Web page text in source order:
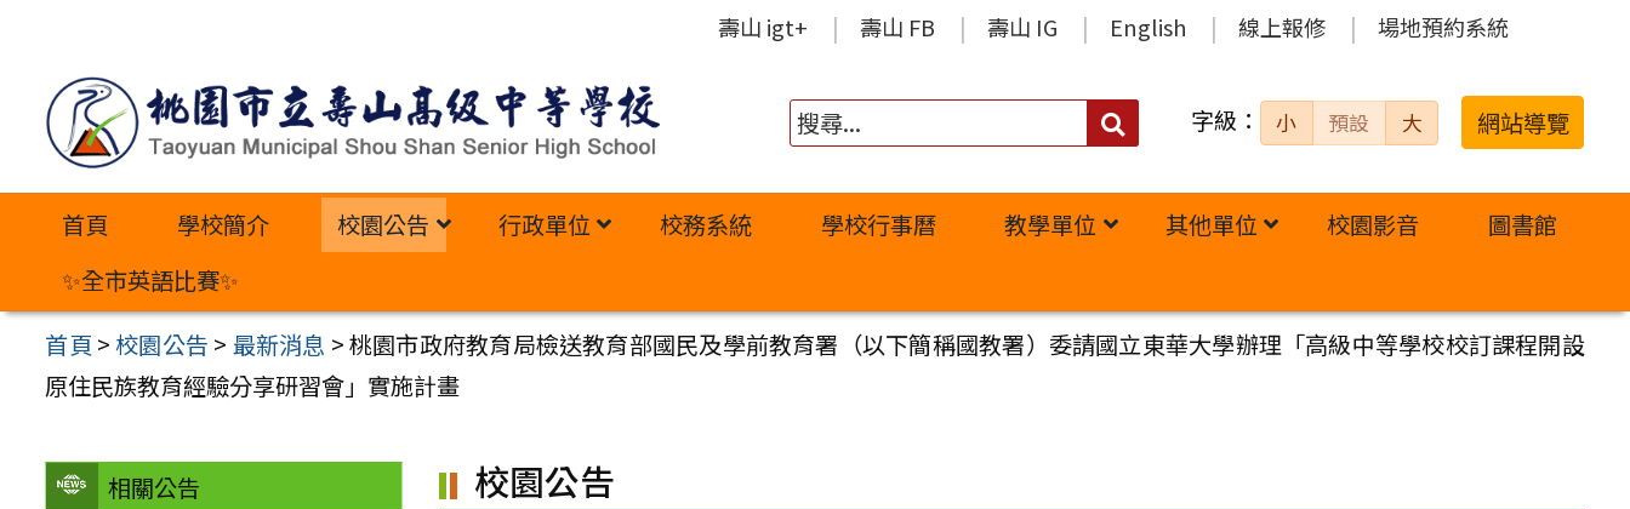
內
壽山 igt+ 壽山 FB 壽山 IG English 線上報修 場地預約系統
搜
字級： 小 預設 大 網站導覽
首頁 學校簡介 校園公告 行政單位 校務系統 學校行事曆 教學單位 其他單位 校園影音
圖書館
✨全市英語比賽✨
首頁 >校園公告 > 最新消息 >桃園市政府教育局檢送教育部國民及學前教育署（以下簡稱國教署）委請國立東華大學辦理「高級中等學校校訂課程開設
原住民族教育經驗分享研習會」實施計畫
相關公告 校園公告